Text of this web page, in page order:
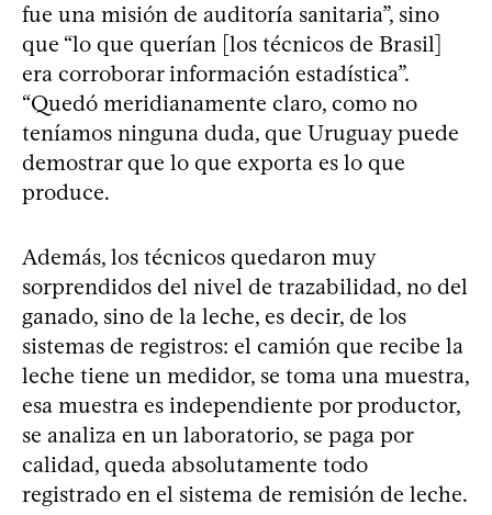
fue una misión de auditoría sanitaria”, sino
que “lo que querían [los técnicos de Brasil]
era corroborar información estadística”.
“Quedó meridianamente claro, como no
teníamos ninguna duda, que Uruguay puede
demostrar que lo que exporta es lo que
produce.
Además, los técnicos quedaron muy
sorprendidos del nivel de trazabilidad, no del
ganado, sino de la leche, es decir, de los
sistemas de registros: el camión que recibe la
leche tiene un medidor, se toma una muestra,
esa muestra es independiente por productor,
se analiza en un laboratorio, se paga por
calidad, queda absolutamente todo
registrado en el sistema de remisión de leche.